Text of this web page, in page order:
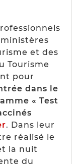
et des
Tourisme
pour
dans le
« Test
. Dans leur
réalisé le
la nuit
du